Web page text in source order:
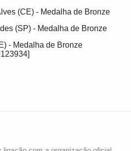
(CE) - Medalha de Bronze
(SP) - Medalha de Bronze
- Medalha de Bronze